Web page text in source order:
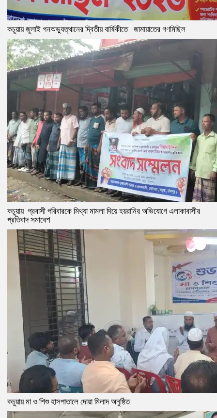
কচুয়ায় জুলাই গনঅভ্যুত্থানের দ্বিতীয় বার্ষিকীতে জামায়াতের গণমিছিল
কচুয়ায় প্রবাসী পরিবারকে মিথ্যা মামলা দিয়ে হয়রানির অভিযোগে এলাকাবাসীর
প্রতিবাদ সমাবেশ
কচুয়ায় মা ও শিশু হাসপাতালে দোয়া মিলাদ অনুষ্ঠিত